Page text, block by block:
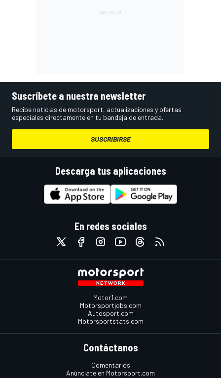
Suscríbete a nuestra newsletter
Recibe noticias de motorsport, actualizaciones y ofertas
especiales directamente en tu bandeja de entrada.
SUSCRIBIRSE
Descarga tus aplicaciones
En redes sociales
Motor1.com
Motorsportjobs.com
Autosport.com
Motorsportstats.com
Contáctanos
Comentarios
Anúnciate en Motorsport.com